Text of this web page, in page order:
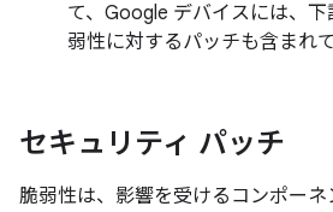
て、Google デバイスには、
弱性に対するパッチも含まれて
セキュリティ パッチ
脆弱性は、影響を受けるコンポー